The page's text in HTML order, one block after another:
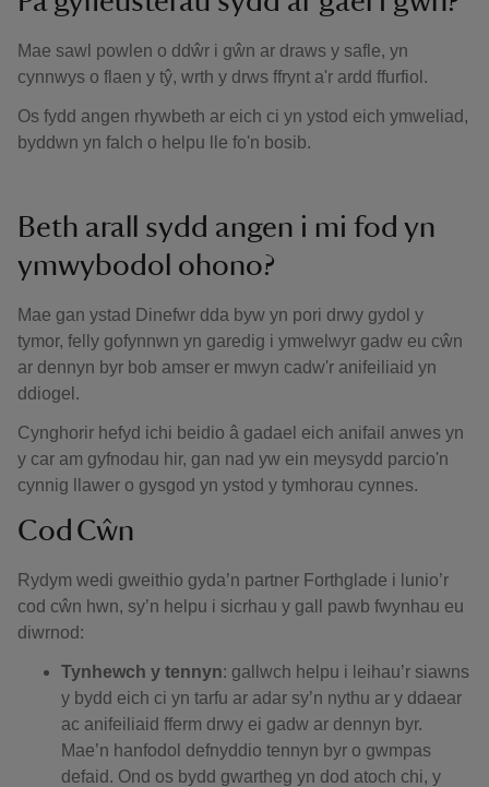
Mae sawl powlen o ddŵr i gŵn ar draws y safle, yn
cynnwys o flaen y tŷ, wrth y drws ffrynt a'r ardd ffurfiol.
Os fydd angen rhywbeth ar eich ci yn ystod eich ymweliad,
byddwn yn falch o helpu lle fo'n bosib.
Beth arall sydd angen i mi fod yn
ymwybodol ohono?
Mae gan ystad Dinefwr dda byw yn pori drwy gydol y
tymor, felly gofynnwn yn garedig i ymwelwyr gadw eu cŵn
ar dennyn byr bob amser er mwyn cadw'r anifeiliaid yn
ddiogel.
Cynghorir hefyd ichi beidio â gadael eich anifail anwes yn
y car am gyfnodau hir, gan nad yw ein meysydd parcio'n
cynnig llawer o gysgod yn ystod y tymhorau cynnes.
Cod Cŵn
Rydym wedi gweithio gyda’n partner Forthglade i lunio’r
cod cŵn hwn, sy’n helpu i sicrhau y gall pawb fwynhau eu
diwrnod:
Tynhewch y tennyn: gallwch helpu i leihau’r siawns
y bydd eich ci yn tarfu ar adar sy’n nythu ar y ddaear
ac anifeiliaid fferm drwy ei gadw ar dennyn byr.
Mae’n hanfodol defnyddio tennyn byr o gwmpas
defaid. Ond os bydd gwartheg yn dod atoch chi, y